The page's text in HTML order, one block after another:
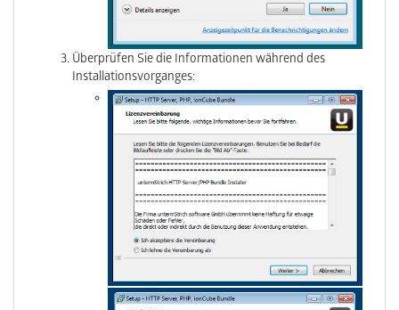
Überprüfen Sie die Informationen während des
Installationsvorganges: